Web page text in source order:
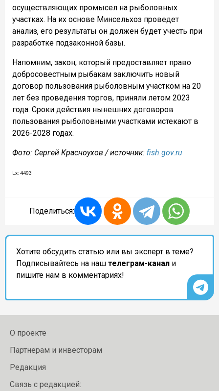
осуществляющих промысел на рыболовных
участках. На их основе Минсельхоз проведет
анализ, его результаты он должен будет учесть при
разработке подзаконной базы.
Напомним, закон, который предоставляет право
добросовестным рыбакам заключить новый
договор пользования рыболовным участком на 20
лет без проведения торгов, приняли летом 2023
года. Сроки действия нынешних договоров
пользования рыболовными участками истекают в
2026-2028 годах.
Фото: Сергей Красноухов / источник: fish.gov.ru
Lx: 4493
Поделиться:
Хотите обсудить статью или вы эксперт в теме?
Подписывайтесь на наш телеграм-канал и
пишите нам в комментариях!
О проекте
Партнерам и инвесторам
Редакция
Связь с редакцией: